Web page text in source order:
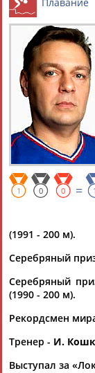
Найдено: 1
Дмитрий
ЛЕПИКОВ
Ваш запрос:
По условиям
ТАБЛО
ЦЕЛИ ПРОЕКТА
1 0 0 = 1
(1991 - 200 м).
Серебряный
Серебряный
(1990 - 200 м).
Рекордсмен
Тренер - И.
Выступал за